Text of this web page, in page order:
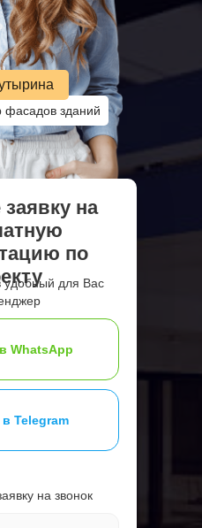
на
по
для Вас
фасадов зданий
на звонок
WhatsApp
Telegram